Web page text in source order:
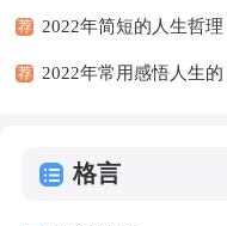
集合68条
荐 2022年简短的人生哲理
格言48条
荐 2022年常用感悟人生的
格言